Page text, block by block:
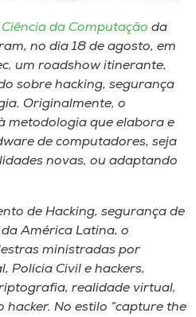
Ciência da Computação da
no dia 18 de agosto, em
um roadshow itinerante,
sobre hacking, segurança
Originalmente, o
metodologia que elabora e
de computadores, seja
novas, ou adaptando
de Hacking, segurança de
América Latina, o
ministradas por
Polícia Civil e hackers,
realidade virtual,
No estilo “capture the